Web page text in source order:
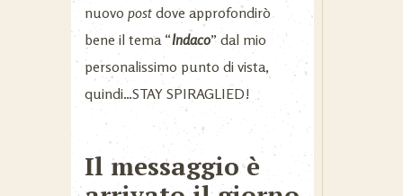
nuovo post dove approfondirò
bene il tema “Indaco” dal mio
personalissimo punto di vista,
quindi…STAY SPIRAGLIED!
Il messaggio è